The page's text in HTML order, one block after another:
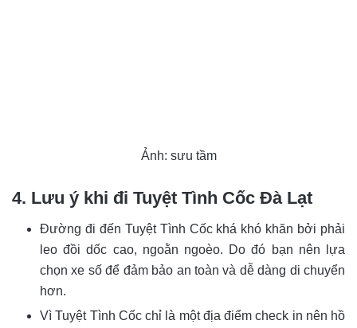
Ảnh: sưu tầm
4. Lưu ý khi đi Tuyệt Tình Cốc Đà Lạt
Đường đi đến Tuyệt Tình Cốc khá khó khăn bởi phải
leo đồi dốc cao, ngoằn ngoèo. Do đó bạn nên lựa
chọn xe số để đảm bảo an toàn và dễ dàng di chuyển
hơn.
Vì Tuyệt Tình Cốc chỉ là một địa điểm check in nên hồ